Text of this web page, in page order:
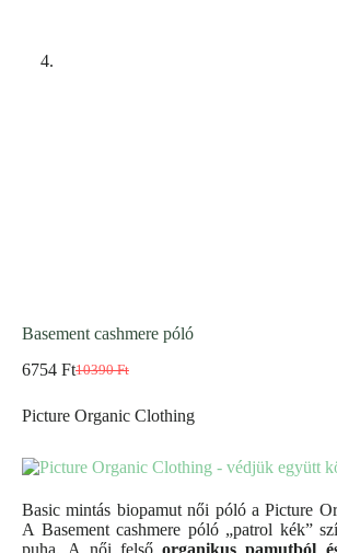
Basement cashmere póló
10390Ft
6754 Ft
Picture Organic Clothing
Basic mintás biopamut női póló a Picture
A Basement cashmere póló „patrol kék”